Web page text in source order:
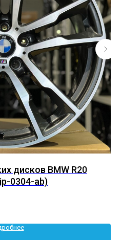
дисков BMW R20
0304-ab)